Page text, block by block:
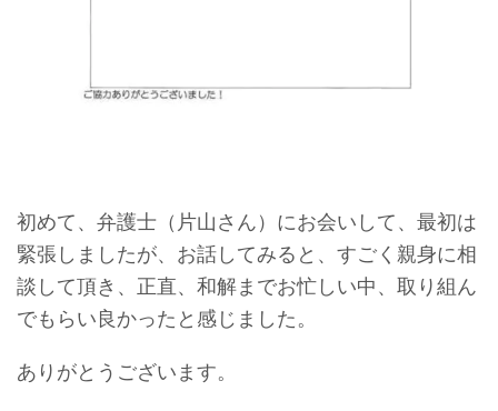
初めて、弁護士（片山さん）にお会いして、最初は
緊張しましたが、お話してみると、すごく親身に相
談して頂き、正直、和解までお忙しい中、取り組ん
でもらい良かったと感じました。
ありがとうございます。